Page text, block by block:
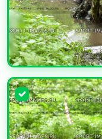
УВЕЛИЧИТЬ